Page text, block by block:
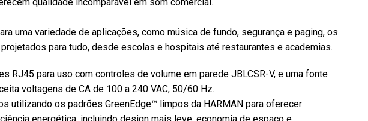
uma variedade de aplicações, como música de fundo, segurança e paging, os
para tudo, desde escolas e hospitais até restaurantes e academias.
RJ45 para uso com controles de volume em parede JBLCSR-V, e uma fonte
voltagens de CA de 100 a 240 VAC, 50/60 Hz.
utilizando os padrões GreenEdge™ limpos da HARMAN para oferecer